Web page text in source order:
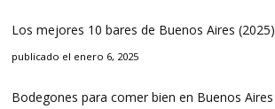
Los mejores 10 bares de Buenos Aires (2025)
publicado el enero 6, 2025
Bodegones para comer bien en Buenos Aires